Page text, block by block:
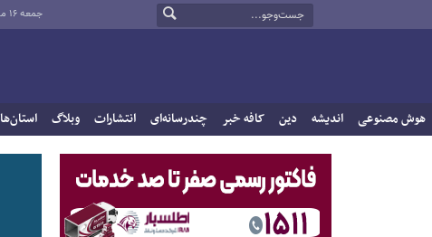
جمعه ۱۶ مرداد ۱۴۰۵
هوش مصنوعی اندیشه دین کافه خبر چندرسانه‌ای انتشارات وبلاگ استان‌ها